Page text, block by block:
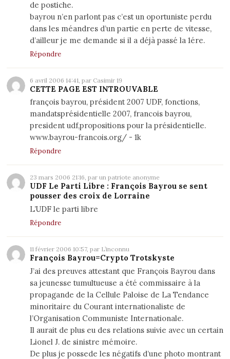
de postiche.
bayrou n’en parlont pas c’est un oportuniste perdu
dans les méandres d’un partie en perte de vitesse,
d’ailleur je me demande si il a déjà passé la 1ére.
Répondre
6 avril 2006 14:41, par Casimir 19
CETTE PAGE EST INTROUVABLE
françois bayrou, président 2007 UDF, fonctions,
mandatsprésidentielle 2007, francois bayrou,
president udf,propositions pour la présidentielle.
www.bayrou-francois.org/- 1k
Répondre
23 mars 2006 21:16, par un patriote anonyme
UDF Le Parti Libre : François Bayrou se sent
pousser des croix de Lorraine
L’UDF le parti libre
Répondre
11 février 2006 10:57, par L’inconnu
François Bayrou=Crypto Trotskyste
J’ai des preuves attestant que François Bayrou dans
sa jeunesse tumultueuse a été commissaire à la
propagande de la Cellule Paloise de La Tendance
minoritaire du Courant internationaliste de
l’Organisation Communiste Internationale.
Il aurait de plus eu des relations suivie avec un certain
Lionel J. de sinistre mémoire.
De plus je possede les négatifs d’une photo montrant